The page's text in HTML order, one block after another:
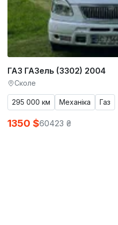
ГАЗ ГАЗель (3302) 2004
Сколе
295 000 км Механіка Газ
1350 $60423 ₴